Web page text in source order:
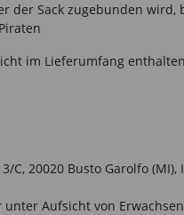
der Sack zugebunden
im Lieferumfang
C, 20020 Busto Garolfo
Aufsicht von